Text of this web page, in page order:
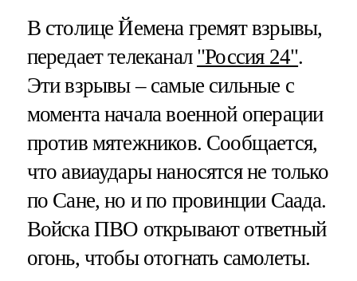
В столице Йемена гремят взрывы,
передает телеканал "Россия 24".
Эти взрывы – самые сильные с
момента начала военной операции
против мятежников. Сообщается,
что авиаудары наносятся не только
по Сане, но и по провинции Саада.
Войска ПВО открывают ответный
огонь, чтобы отогнать самолеты.